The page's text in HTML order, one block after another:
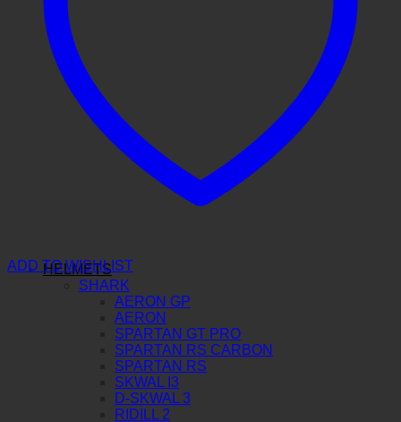
HELMETS
SHARK
AERON GP
AERON
SPARTAN GT PRO
SPARTAN RS CARBON
SPARTAN RS
SKWAL I3
D-SKWAL 3
RIDILL 2
ADD TO WISHLIST